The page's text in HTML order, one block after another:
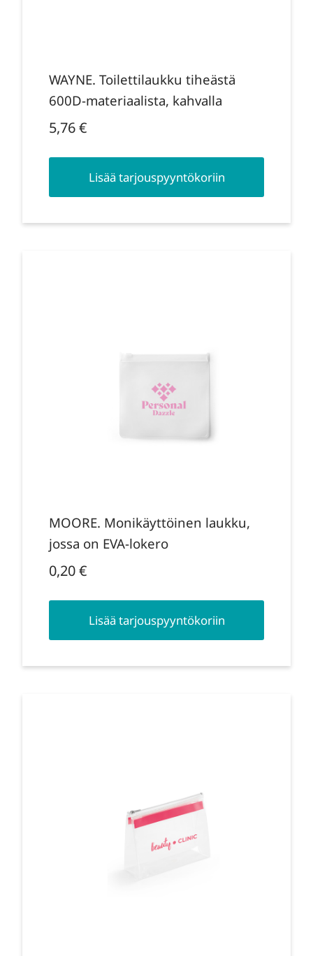
WAYNE. Toilettilaukku tiheästä
600D-materiaalista, kahvalla
5,76€
Lisää tarjouspyyntökoriin
MOORE. Monikäyttöinen laukku,
jossa on EVA-lokero
0,20€
Lisää tarjouspyyntökoriin